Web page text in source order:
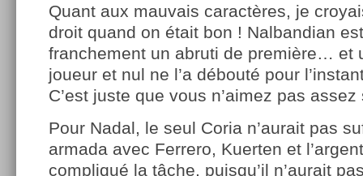
Quant aux mauvais caractères, je
droit quand on était bon ! Nalbandian
franchement un abruti de première… et
joueur et nul ne l’a débouté pour
C’est juste que vous n’aimez pas
Pour Nadal, le seul Coria n’aurait pas
armada avec Ferrero, Kuerten et
compliqué la tâche, puisqu’il n’aurait